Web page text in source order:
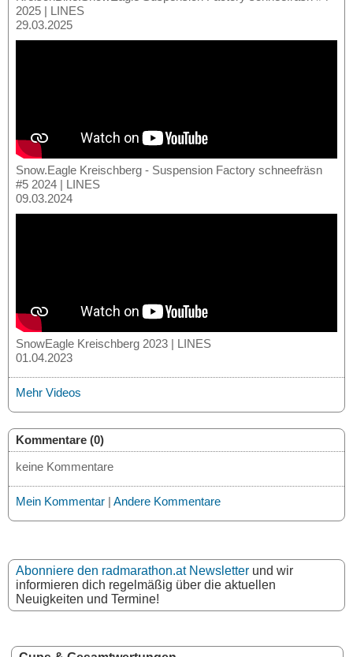
2025 | LINES
29.03.2025
Snow.Eagle Kreischberg - Suspension Factory schneefräsn
#5 2024 | LINES
09.03.2024
SnowEagle Kreischberg 2023 | LINES
01.04.2023
Mehr Videos
Kommentare (0)
keine Kommentare
Mein Kommentar | Andere Kommentare
Abonniere den radmarathon.at Newsletter und wir
informieren dich regelmäßig über die aktuellen
Neuigkeiten und Termine!